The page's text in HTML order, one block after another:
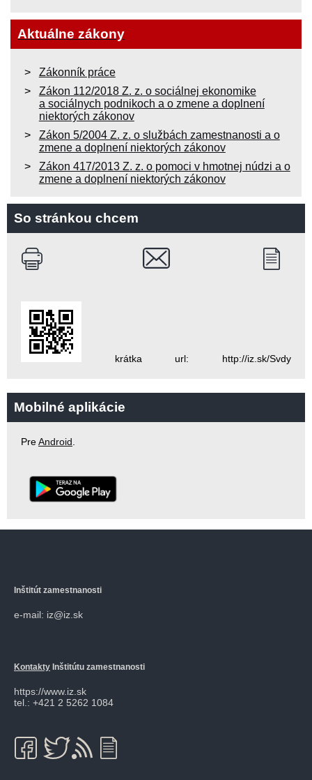
Aktuálne zákony
Zákonník práce
Zákon 112/2018 Z. z. o sociálnej ekonomike
a sociálnych podnikoch a o zmene a doplnení
niektorých zákonov
Zákon 5/2004 Z. z. o službách zamestnanosti a o
zmene a doplnení niektorých zákonov
Zákon 417/2013 Z. z. o pomoci v hmotnej núdzi a o
zmene a doplnení niektorých zákonov
So stránkou chcem
krátka url: http://iz.sk/Svdy
Mobilné aplikácie
PreAndroid.
Inštitút zamestnanosti
e-mail: iz@iz.sk
Kontakty Inštitútu zamestnanosti
https://www.iz.sk
tel.: +421 2 5262 1084